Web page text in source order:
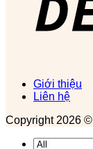
Giới thiệu
Liên hệ
Copyright 2026 ©